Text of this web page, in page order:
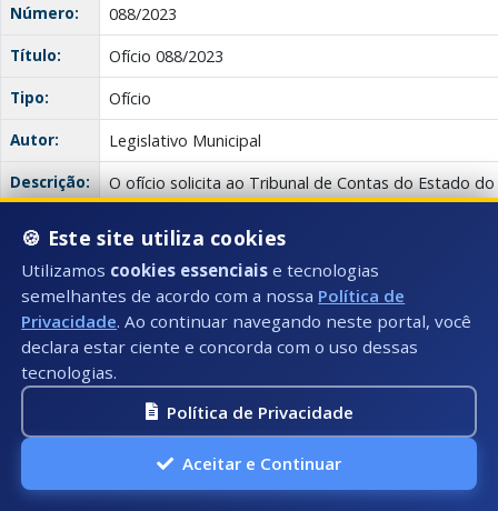
Número:
088/2023
Título:
Ofício 088/2023
Tipo:
Ofício
Autor:
Legislativo Municipal
Descrição:
O ofício solicita ao Tribunal de Contas do Estado
busque junto ao Executivo Municipal
a ponte localizada na Zona Rural do Distrito de
construída, mesmo após 10 meses da comunidade
objetivo é entender por que o distrito de Mundo
resolvido rapidamente enquanto o distrito de Pedra
medidas para solucionar o problema da falta de
Anexo(s):
Descrição:
088/2023
Download
Data:
08/02/2023
🍪 Este site utiliza cookies
Utilizamos cookies essenciais e tecnologias
semelhantes de acordo com a nossa Política de
Privacidade. Ao continuar navegando neste portal, você
declara estar ciente e concorda com o uso dessas
tecnologias.
Política de Privacidade
Aceitar e Continuar